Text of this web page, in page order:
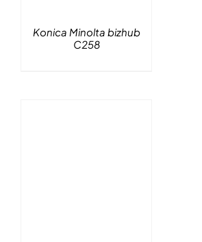
Konica Minolta bizhub
C258